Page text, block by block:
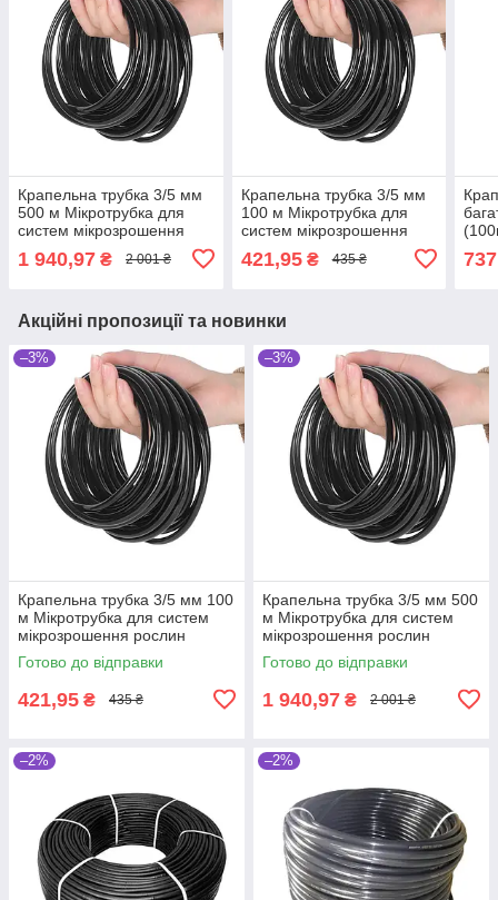
Крапельна трубка 3/5 мм
500 м Мікротрубка для
систем мікрозрошення
1 940,97 ₴ 2 001 ₴
Крапельна трубка 3/5 мм
100 м Мікротрубка для
систем мікрозрошення
421,95₴ 435 ₴
Акційні пропозиції та новинки
–3%
Крапельна трубка 3/5 мм 100
м Мікротрубка для систем
мікрозрошення рослин
Готово до відправки
421,95 ₴ 435 ₴
–3%
Крапельна трубка 3/5 мм 500
м Мікротрубка для систем
мікрозрошення рослин
Готово до відправки
1 940,97 ₴ 2 001 ₴
–2% –2%